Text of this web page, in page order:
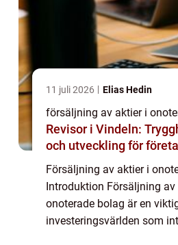
11 juli 2026 Elias Hedin
försäljning av aktier i
Revisor i Vindeln:
och utveckling för
Försäljning av aktier i
Introduktion Försäljning av
onoterade bolag är en
investeringsvärlden som